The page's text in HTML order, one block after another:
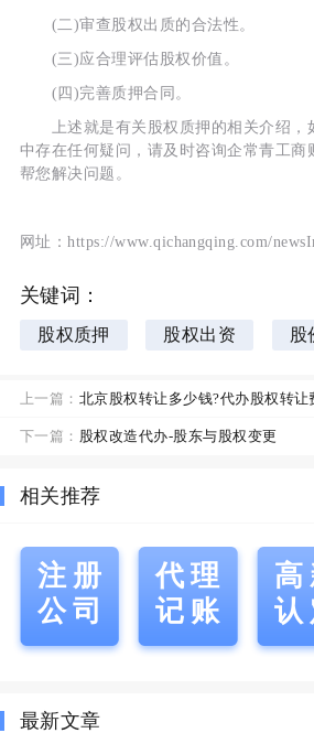
(二)审查股权出质的合法性。
(三)应合理评估股权价值。
(四)完善质押合同。
上述就是有关股权质押的相关介绍，
中存在任何疑问，请及时咨询企常青工商
帮您解决问题。
网址：https://www.qichangqing.com/
关键词：
股权质押 股权出资 股
上一篇： 北京股权转让多少钱?代办股权转让
下一篇： 股权改造代办-股东与股权变更
相关推荐
注册
公司
代理
记账
高
认
最新文章